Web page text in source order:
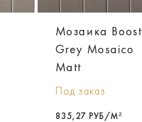
Мозаика Boost
Grey Mosaico
Matt
Под заказ
835,27 РУБ/М²